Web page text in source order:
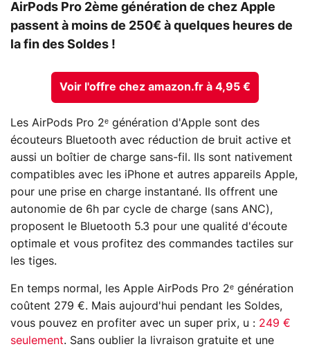
AirPods Pro 2ème génération de chez Apple
passent à moins de 250€ à quelques heures de
la fin des Soldes !
Voir l'offre chez amazon.fr à 4,95 €
Les AirPods Pro 2ᵉ génération d'Apple sont des
écouteurs Bluetooth avec réduction de bruit active et
aussi un boîtier de charge sans-fil. Ils sont nativement
compatibles avec les iPhone et autres appareils Apple,
pour une prise en charge instantané. Ils offrent une
autonomie de 6h par cycle de charge (sans ANC),
proposent le Bluetooth 5.3 pour une qualité d'écoute
optimale et vous profitez des commandes tactiles sur
les tiges.
En temps normal, les Apple AirPods Pro 2ᵉ génération
coûtent 279 €. Mais aujourd'hui pendant les Soldes,
vous pouvez en profiter avec un super prix, u : 249 €
seulement. Sans oublier la livraison gratuite et une